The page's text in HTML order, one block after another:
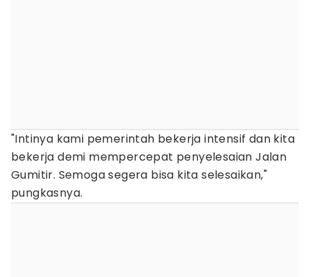
"Intinya kami pemerintah bekerja intensif dan kita
bekerja demi mempercepat penyelesaian Jalan
Gumitir. Semoga segera bisa kita selesaikan,"
pungkasnya.